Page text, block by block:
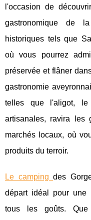
l'occasion de
gastronomique de
historiques tels que
où vous pourrez
préservée et flâner
gastronomie
telles que l'aligot, le
artisanales, ravira les
marchés locaux, où
produits du terroir.
Le campingdes
départ idéal pour une
tous les goûts.